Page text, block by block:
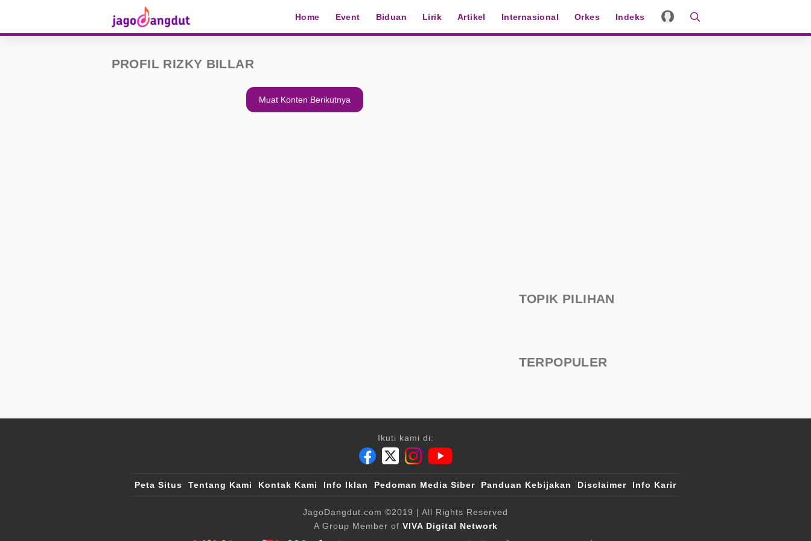
Home Event Biduan Lirik Artikel Internasional Orkes Indeks
PROFIL RIZKY BILLAR
Muat Konten Berikutnya
TOPIK PILIHAN
TERPOPULER
Ikuti kami di:
Peta Situs Tentang Kami Kontak Kami Info Iklan Pedoman Media Siber Panduan Kebijakan Disclaimer Info Karir
JagoDangdut.com ©2019 | All Rights Reserved
A Group Member of VIVA Digital Network